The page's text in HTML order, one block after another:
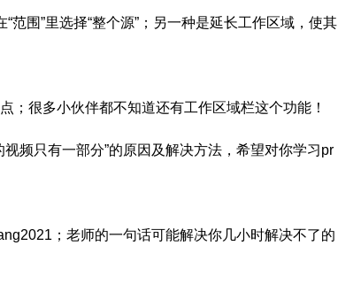
围”里选择“整个源”；另一种是延长工作区域，使其
；很多小伙伴都不知道还有工作区域栏这个功能！
频只有一部分”的原因及解决方法，希望对你学习pr
；老师的一句话可能解决你几小时解决不了的